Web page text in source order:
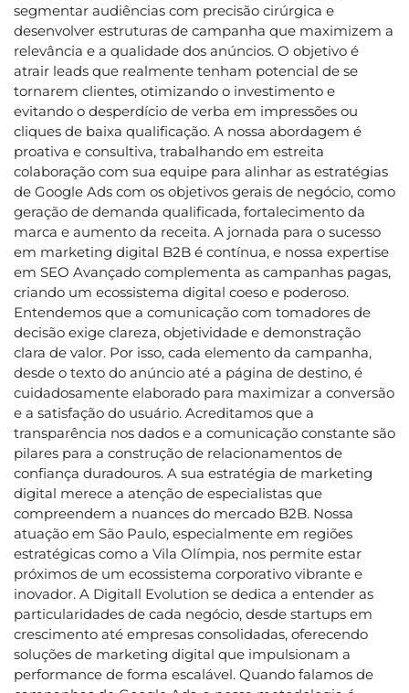
segmentar audiências com precisão cirúrgica e
desenvolver estruturas de campanha que maximizem a
relevância e a qualidade dos anúncios. O objetivo é
atrair leads que realmente tenham potencial de se
tornarem clientes, otimizando o investimento e
evitando o desperdício de verba em impressões ou
cliques de baixa qualificação. A nossa abordagem é
proativa e consultiva, trabalhando em estreita
colaboração com sua equipe para alinhar as estratégias
de Google Ads com os objetivos gerais de negócio, como
geração de demanda qualificada, fortalecimento da
marca e aumento da receita. A jornada para o sucesso
em marketing digital B2B é contínua, e nossa expertise
em SEO Avançado complementa as campanhas pagas,
criando um ecossistema digital coeso e poderoso.
Entendemos que a comunicação com tomadores de
decisão exige clareza, objetividade e demonstração
clara de valor. Por isso, cada elemento da campanha,
desde o texto do anúncio até a página de destino, é
cuidadosamente elaborado para maximizar a conversão
e a satisfação do usuário. Acreditamos que a
transparência nos dados e a comunicação constante são
pilares para a construção de relacionamentos de
confiança duradouros. A sua estratégia de marketing
digital merece a atenção de especialistas que
compreendem a nuances do mercado B2B. Nossa
atuação em São Paulo, especialmente em regiões
estratégicas como a Vila Olímpia, nos permite estar
próximos de um ecossistema corporativo vibrante e
inovador. A Digitall Evolution se dedica a entender as
particularidades de cada negócio, desde startups em
crescimento até empresas consolidadas, oferecendo
soluções de marketing digital que impulsionam a
performance de forma escalável. Quando falamos de